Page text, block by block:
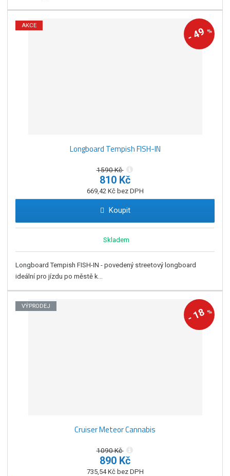
-49%
AKCE
Longboard Tempish FISH-IN
1590 Kč
810 Kč
669,42 Kč bez DPH
Koupit
Skladem
Longboard Tempish FISH-IN - povedený streetový longboard
ideální pro jízdu po městě k...
-
18%
VÝPRODEJ
Cruiser Meteor Cannabis
1090 Kč
890 Kč
735,54 Kč bez DPH